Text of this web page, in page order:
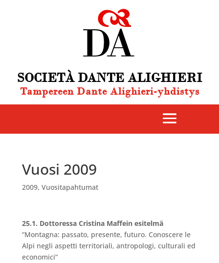
SOCIETÀ DANTE ALIGHIERI
Tampereen Dante Alighieri-yhdistys
Vuosi 2009
2009, Vuositapahtumat
25.1. Dottoressa Cristina Maffein esitelmä
”Montagna: passato, presente, futuro. Conoscere le
Alpi negli aspetti territoriali, antropologi, culturali ed
economici”